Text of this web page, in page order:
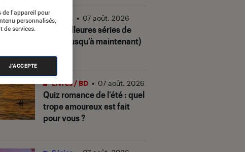
Les meilleures séries de
2026 (jusqu’à maintenant)
Séries • 07 août. 2026
Quiz romance de l’été : quel
trope amoureux est fait
pour vous ?
Livres / BD • 07 août. 2026
l’appareil pour
personnalisés,
de services.
J'ACCEPTE